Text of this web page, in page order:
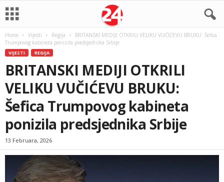
Home Vijesti Regija
BRITANSKI MEDIJI OTKRILI VELIKU VUČIĆEVU BRUKU: Šefica
Trumpovog kabineta ponizila predsjednika Srbije
VIJESTI REGIJA
BRITANSKI MEDIJI OTKRILI
VELIKU VUČIĆEVU BRUKU:
Šefica Trumpovog kabineta
ponizila predsjednika Srbije
13 Februara, 2026